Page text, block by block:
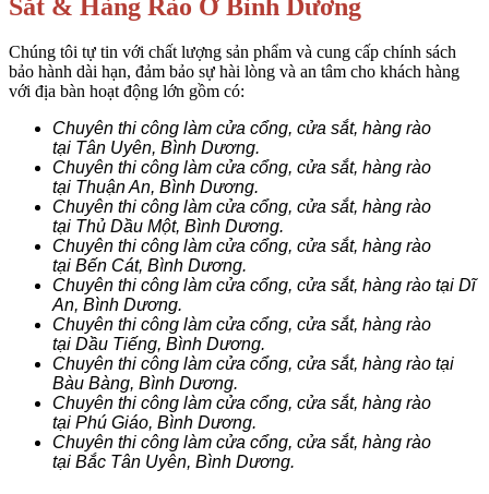
Sắt & Hàng Rào Ở Bình Dương
Chúng tôi tự tin với chất lượng sản phẩm và cung cấp chính sách
bảo hành dài hạn, đảm bảo sự hài lòng và an tâm cho khách hàng
với địa bàn hoạt động lớn gồm có:
Chuyên thi công làm cửa cổng, cửa sắt, hàng rào
tại Tân Uyên‎, Bình Dương.
Chuyên thi công làm cửa cổng, cửa sắt, hàng rào
tại Thuận An‎‎, Bình Dương.
Chuyên thi công làm cửa cổng, cửa sắt, hàng rào
tại Thủ Dầu Một‎‎, Bình Dương.
Chuyên thi công làm cửa cổng, cửa sắt, hàng rào
tại Bến Cát‎‎, Bình Dương.
Chuyên thi công làm cửa cổng, cửa sắt, hàng rào tại Dĩ
An‎, Bình Dương.
Chuyên thi công làm cửa cổng, cửa sắt, hàng rào
tại Dầu Tiếng‎, Bình Dương.
Chuyên thi công làm cửa cổng, cửa sắt, hàng rào tại
Bàu Bàng‎, Bình Dương.
Chuyên thi công làm cửa cổng, cửa sắt, hàng rào
tại Phú Giáo‎‎, Bình Dương.
Chuyên thi công làm cửa cổng, cửa sắt, hàng rào
tại Bắc Tân Uyên‎‎, Bình Dương.